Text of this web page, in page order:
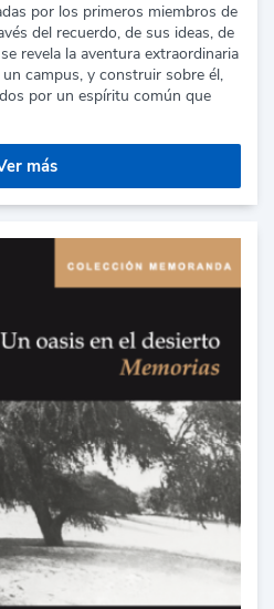
por los primeros miembros de
del recuerdo, de sus ideas, de
revela la aventura extraordinaria
campus, y construir sobre él,
por un espíritu común que
más